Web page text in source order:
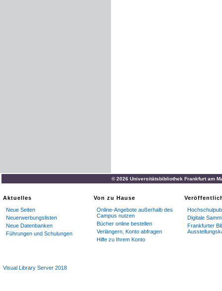
© 2026 Universitätsbibliothek Frankfurt am
Aktuelles
Neue Seiten
Neuerwerbungslisten
Neue Datenbanken
Führungen und Schulungen
Von zu Hause
Online-Angebote außerhalb des
Campus nutzen
Bücher online bestellen
Verlängern, Konto abfragen
Hilfe zu Ihrem Konto
Digitale
Frankfurter
Visual Library Server 2018